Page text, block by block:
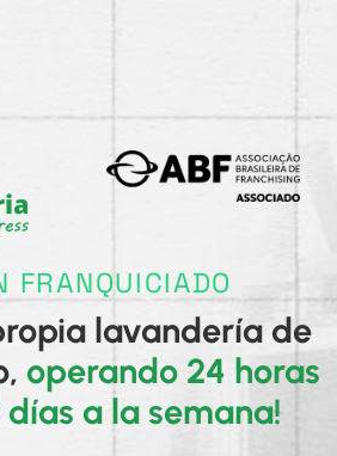
FRANQUICIADO
lavandería de
operando 24 horas
a la semana!